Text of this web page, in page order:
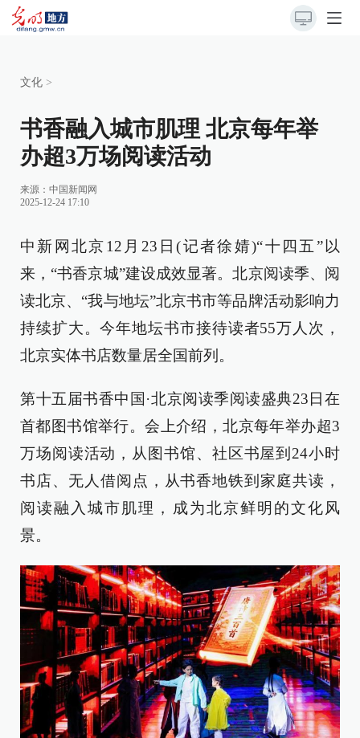
文化 >
书香融入城市肌理 北京每年举
办超3万场阅读活动
来源： 中国新闻网
2025-12-24 17:10
中新网北京12月23日(记者徐婧)“十四五”以
来，“书香京城”建设成效显著。北京阅读季、阅
读北京、“我与地坛”北京书市等品牌活动影响力
持续扩大。今年地坛书市接待读者55万人次，
北京实体书店数量居全国前列。
第十五届书香中国·北京阅读季阅读盛典23日在
首都图书馆举行。会上介绍，北京每年举办超3
万场阅读活动，从图书馆、社区书屋到24小时
书店、无人借阅点，从书香地铁到家庭共读，
阅读融入城市肌理，成为北京鲜明的文化风
景。